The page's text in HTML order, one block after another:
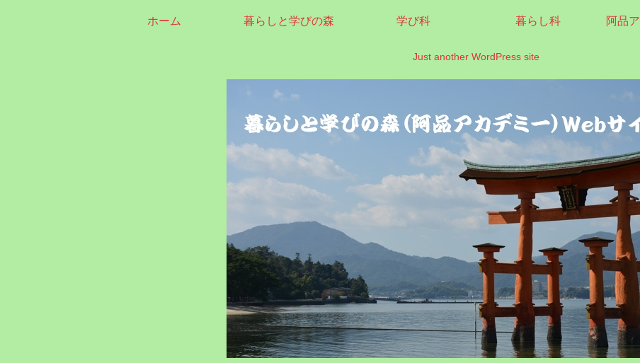
Just another WordPress site
ホーム 暮らしと学びの森 学び科 暮らし科 阿品